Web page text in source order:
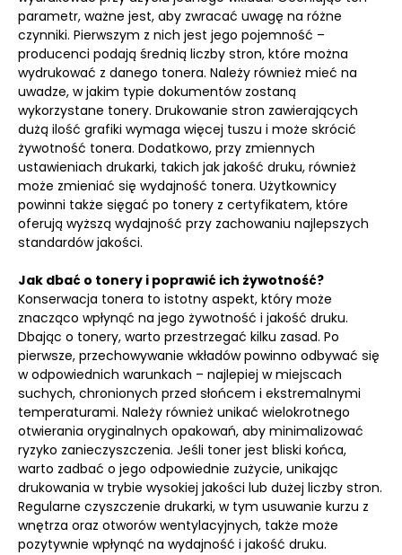
parametr, ważne jest, aby zwracać uwagę na różne
czynniki. Pierwszym z nich jest jego pojemność –
producenci podają średnią liczby stron, które można
wydrukować z danego tonera. Należy również mieć na
uwadze, w jakim typie dokumentów zostaną
wykorzystane tonery. Drukowanie stron zawierających
dużą ilość grafiki wymaga więcej tuszu i może skrócić
żywotność tonera. Dodatkowo, przy zmiennych
ustawieniach drukarki, takich jak jakość druku, również
może zmieniać się wydajność tonera. Użytkownicy
powinni także sięgać po tonery z certyfikatem, które
oferują wyższą wydajność przy zachowaniu najlepszych
standardów jakości.
Jak dbać o tonery i poprawić ich żywotność?
Konserwacja tonera to istotny aspekt, który może
znacząco wpłynąć na jego żywotność i jakość druku.
Dbając o tonery, warto przestrzegać kilku zasad. Po
pierwsze, przechowywanie wkładów powinno odbywać się
w odpowiednich warunkach – najlepiej w miejscach
suchych, chronionych przed słońcem i ekstremalnymi
temperaturami. Należy również unikać wielokrotnego
otwierania oryginalnych opakowań, aby minimalizować
ryzyko zanieczyszczenia. Jeśli toner jest bliski końca,
warto zadbać o jego odpowiednie zużycie, unikając
drukowania w trybie wysokiej jakości lub dużej liczby stron.
Regularne czyszczenie drukarki, w tym usuwanie kurzu z
wnętrza oraz otworów wentylacyjnych, także może
pozytywnie wpłynąć na wydajność i jakość druku.